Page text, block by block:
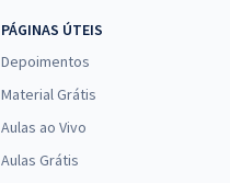
PÁGINAS ÚTEIS
Depoimentos
Material Grátis
Aulas ao Vivo
Aulas Grátis